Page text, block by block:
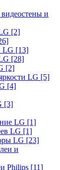
и
[2]
LG [13]
[28]
[2]
LG [5]
[4]
[3]
LG [1]
LG [1]
LG [23]
и
Philips [11]